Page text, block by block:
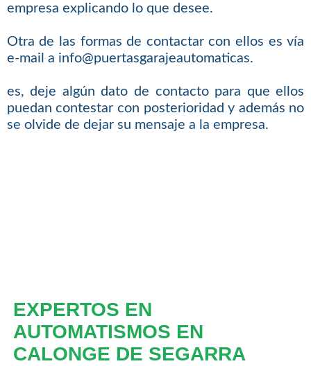
empresa explicando lo que desee.
Otra de las formas de contactar con ellos es vía
e-mail a info@puertasgarajeautomaticas.
es, deje algún dato de contacto para que ellos
puedan contestar con posterioridad y además no
se olvide de dejar su mensaje a la empresa.
EXPERTOS EN
AUTOMATISMOS EN
CALONGE DE SEGARRA